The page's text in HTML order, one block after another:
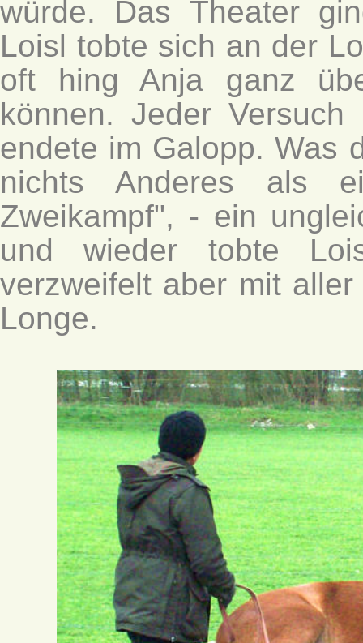
würde. Das Theater
Loisl tobte sich an der
oft hing Anja ganz
können. Jeder
endete im Galopp. Was
nichts Anderes als
Zweikampf", - ein
und wieder tobte
verzweifelt aber mit
Longe.